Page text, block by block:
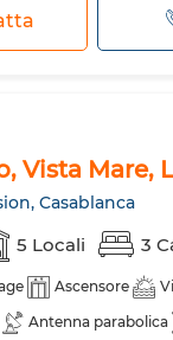
Vista Mare,
Casablanca
5 Locali 3
Ascensore
Antenna parabolica